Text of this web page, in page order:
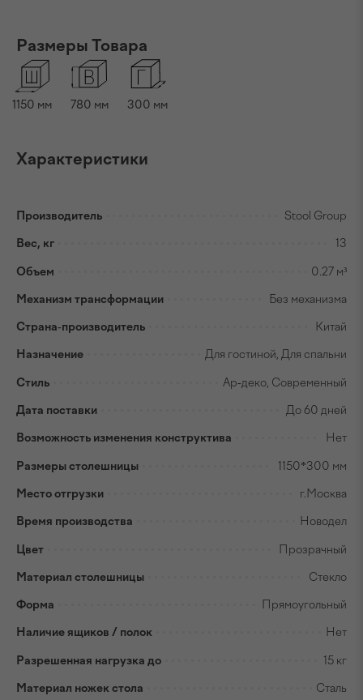
Размеры Товара
1150 мм 780 мм 300 мм
Характеристики
Производитель Stool Group
Вес, кг 13
Объем 0.27 м³
Механизм трансформации Без механизма
Страна-производитель Китай
Назначение Для гостиной, Для спальни
Стиль Ар-деко, Современный
Дата поставки До 60 дней
Возможность изменения конструктива Нет
Размеры столешницы 1150*300 мм
Место отгрузки г.Москва
Время производства Новодел
Цвет Прозрачный
Материал столешницы Стекло
Форма Прямоугольный
Наличие ящиков / полок Нет
Разрешенная нагрузка до 15 кг
Материал ножек стола Сталь